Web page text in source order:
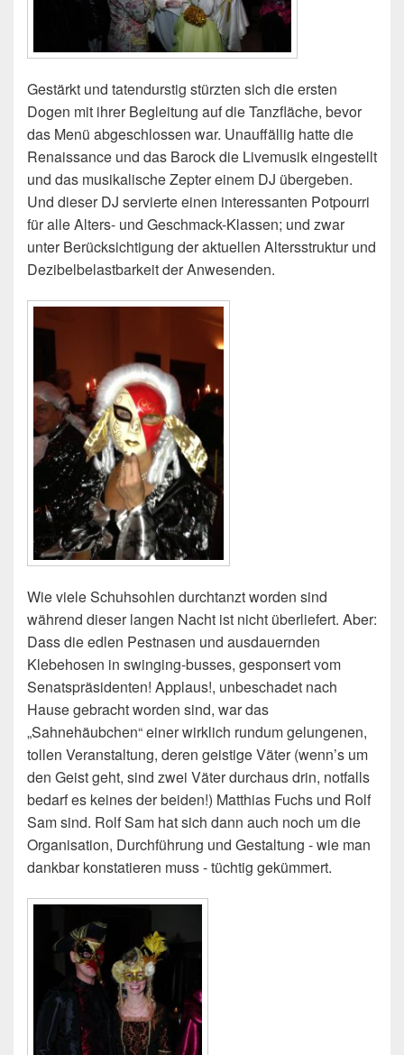
Gestärkt und tatendurstig stürzten sich die ersten
Dogen mit ihrer Begleitung auf die Tanzfläche, bevor
das Menü abgeschlossen war. Unauffällig hatte die
Renaissance und das Barock die Livemusik eingestellt
und das musikalische Zepter einem DJ übergeben.
Und dieser DJ servierte einen interessanten Potpourri
für alle Alters- und Geschmack-Klassen; und zwar
unter Berücksichtigung der aktuellen Altersstruktur und
Dezibelbelastbarkeit der Anwesenden.
Wie viele Schuhsohlen durchtanzt worden sind
während dieser langen Nacht ist nicht überliefert. Aber:
Dass die edlen Pestnasen und ausdauernden
Klebehosen in swinging-busses, gesponsert vom
Senatspräsidenten! Applaus!, unbeschadet nach
Hause gebracht worden sind, war das
„Sahnehäubchen“ einer wirklich rundum gelungenen,
tollen Veranstaltung, deren geistige Väter (wenn’s um
den Geist geht, sind zwei Väter durchaus drin, notfalls
bedarf es keines der beiden!) Matthias Fuchs und Rolf
Sam sind. Rolf Sam hat sich dann auch noch um die
Organisation, Durchführung und Gestaltung - wie man
dankbar konstatieren muss - tüchtig gekümmert.